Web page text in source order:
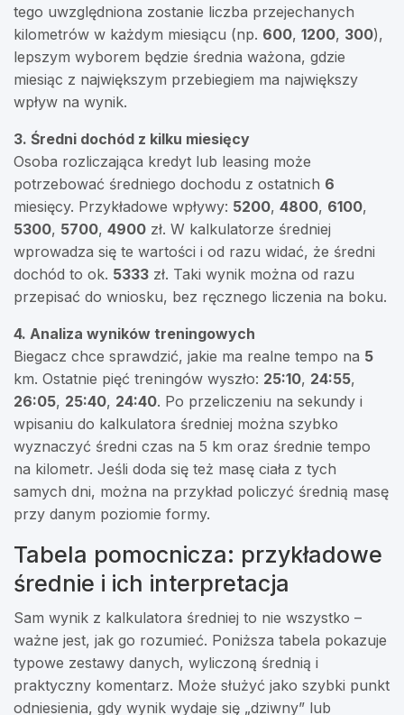
tego uwzględniona zostanie liczba przejechanych
kilometrów w każdym miesiącu (np. 600, 1200, 300),
lepszym wyborem będzie średnia ważona, gdzie
miesiąc z największym przebiegiem ma największy
wpływ na wynik.
3. Średni dochód z kilku miesięcy
Osoba rozliczająca kredyt lub leasing może
potrzebować średniego dochodu z ostatnich 6
miesięcy. Przykładowe wpływy: 5200, 4800, 6100,
5300, 5700, 4900 zł. W kalkulatorze średniej
wprowadza się te wartości i od razu widać, że średni
dochód to ok. 5333 zł. Taki wynik można od razu
przepisać do wniosku, bez ręcznego liczenia na boku.
4. Analiza wyników treningowych
Biegacz chce sprawdzić, jakie ma realne tempo na 5
km. Ostatnie pięć treningów wyszło: 25:10, 24:55,
26:05, 25:40, 24:40. Po przeliczeniu na sekundy i
wpisaniu do kalkulatora średniej można szybko
wyznaczyć średni czas na 5 km oraz średnie tempo
na kilometr. Jeśli doda się też masę ciała z tych
samych dni, można na przykład policzyć średnią masę
przy danym poziomie formy.
Tabela pomocnicza: przykładowe
średnie i ich interpretacja
Sam wynik z kalkulatora średniej to nie wszystko –
ważne jest, jak go rozumieć. Poniższa tabela pokazuje
typowe zestawy danych, wyliczoną średnią i
praktyczny komentarz. Może służyć jako szybki punkt
odniesienia, gdy wynik wydaje się „dziwny” lub